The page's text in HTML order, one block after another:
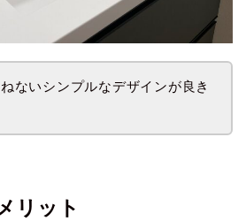
ないシンプルなデザインが良き
リット